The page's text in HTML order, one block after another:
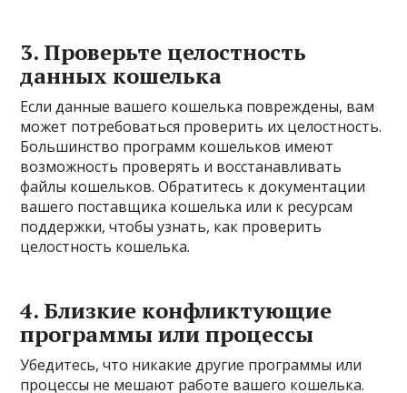
3. Проверьте целостность
данных кошелька
Если данные вашего кошелька повреждены, вам
может потребоваться проверить их целостность.
Большинство программ кошельков имеют
возможность проверять и восстанавливать
файлы кошельков. Обратитесь к документации
вашего поставщика кошелька или к ресурсам
поддержки, чтобы узнать, как проверить
целостность кошелька.
4. Близкие конфликтующие
программы или процессы
Убедитесь, что никакие другие программы или
процессы не мешают работе вашего кошелька.